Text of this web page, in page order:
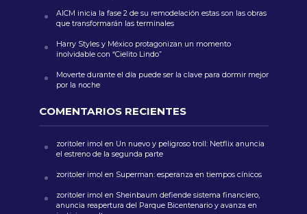
AICM inicia la fase 2 de su remodelación estas son las obras
que transformarán las terminales
Harry Styles y México protagonizan un momento
inolvidable con “Cielito Lindo”
Moverte durante el día puede ser la clave para dormir mejor
por la noche
COMENTARIOS RECIENTES
zoritoler imol en Un nuevo y peligroso troll: Netflix anuncia
el estreno de la segunda parte
zoritoler imol en Superman: esperanza en tiempos cínicos
zoritoler imol en Sheinbaum defiende sistema financiero,
anuncia reapertura del Parque Bicentenario y avanza en